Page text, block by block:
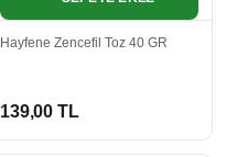
Hayfene Zencefil Toz 40 GR
139,00 TL